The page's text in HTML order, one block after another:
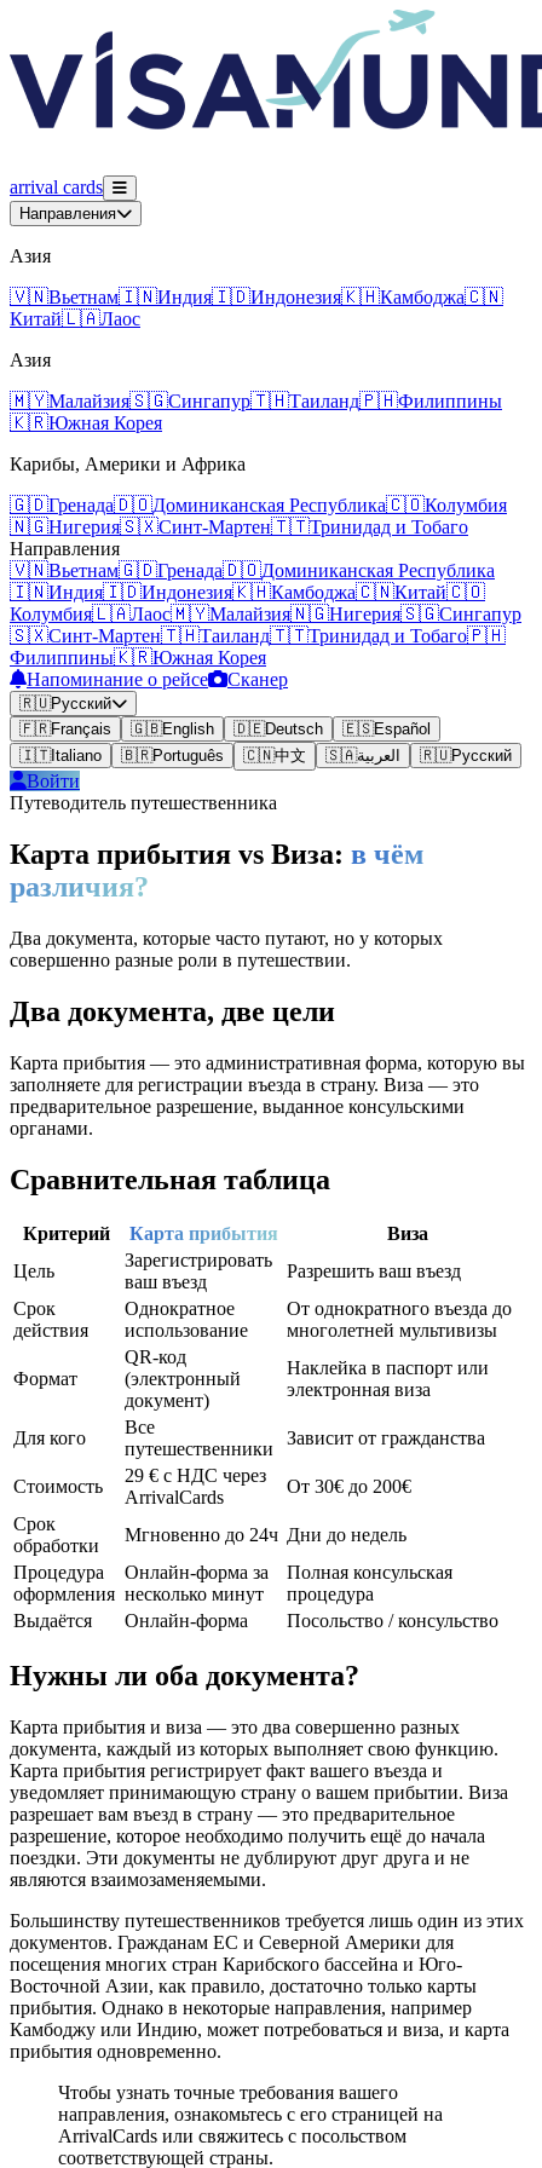
arrival cards
Направления
Азия
🇻🇳Вьетнам🇮🇳Индия🇮🇩Индонезия🇰🇭Камбоджа🇨🇳
Китай🇱🇦Лаос
Азия
🇲🇾Малайзия🇸🇬Сингапур🇹🇭Таиланд🇵🇭Филиппины
🇰🇷Южная Корея
Карибы, Америки и Африка
🇬🇩Гренада🇩🇴Доминиканская Республика🇨🇴Колумбия
🇳🇬Нигерия🇸🇽Синт-Мартен🇹🇹Тринидад и Тобаго
Направления
🇻🇳Вьетнам🇬🇩Гренада🇩🇴Доминиканская Республика
🇮🇳Индия🇮🇩Индонезия🇰🇭Камбоджа🇨🇳Китай🇨🇴
Колумбия🇱🇦Лаос🇲🇾Малайзия🇳🇬Нигерия🇸🇬Сингапур
🇸🇽Синт-Мартен🇹🇭Таиланд🇹🇹Тринидад и Тобаго🇵🇭
Филиппины🇰🇷Южная Корея
Напоминание о рейсе
Сканер
🇷🇺Русский
🇫🇷Français 🇬🇧English 🇩🇪Deutsch 🇪🇸Español
🇮🇹Italiano 🇧🇷Português 🇨🇳中文 🇸🇦العربية 🇷🇺Русский
Войти
Путеводитель путешественника
Карта прибытия vs Виза: в чём
различия?
Два документа, которые часто путают, но у которых
совершенно разные роли в путешествии.
Два документа, две цели
Карта прибытия — это административная форма, которую вы
заполняете для регистрации въезда в страну. Виза — это
предварительное разрешение, выданное консульскими
органами.
Сравнительная таблица
Критерий Карта прибытия
Виза
Цель
Зарегистрировать
ваш въезд
Разрешить ваш въезд
Срок
действия
Однократное
использование
От однократного въезда до
многолетней мультивизы
Формат
QR-код
(электронный
документ)
Наклейка в паспорт или
электронная виза
Для кого
Все
путешественники
Зависит от гражданства
Стоимость
29 € с НДС через
ArrivalCards
От 30€ до 200€
Срок
обработки
Мгновенно до 24ч Дни до недель
Процедура
оформления
Онлайн-форма за
несколько минут
Полная консульская
процедура
Выдаётся
Онлайн-форма Посольство / консульство
Нужны ли оба документа?
Карта прибытия и виза — это два совершенно разных
документа, каждый из которых выполняет свою функцию.
Карта прибытия регистрирует факт вашего въезда и
уведомляет принимающую страну о вашем прибытии. Виза
разрешает вам въезд в страну — это предварительное
разрешение, которое необходимо получить ещё до начала
поездки. Эти документы не дублируют друг друга и не
являются взаимозаменяемыми.
Большинству путешественников требуется лишь один из этих
документов. Гражданам ЕС и Северной Америки для
посещения многих стран Карибского бассейна и Юго-
Восточной Азии, как правило, достаточно только карты
прибытия. Однако в некоторые направления, например
Камбоджу или Индию, может потребоваться и виза, и карта
прибытия одновременно.
Чтобы узнать точные требования вашего
направления, ознакомьтесь с его страницей на
ArrivalCards или свяжитесь с посольством
соответствующей страны.